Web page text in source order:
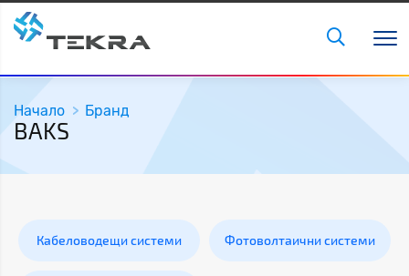
Начало Бранд
BAKS
Кабеловодещи системи Фотоволтаични системи